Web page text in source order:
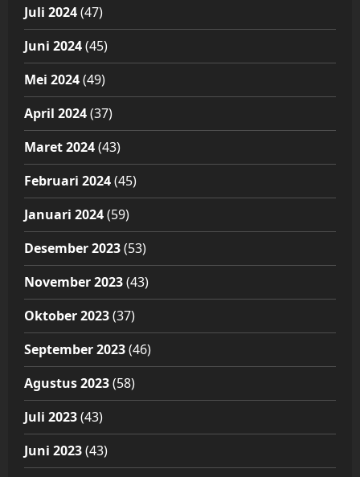
Juli 2024(47)
Juni 2024(45)
Mei 2024(49)
April 2024(37)
Maret 2024(43)
Februari 2024(45)
Januari 2024(59)
Desember 2023(53)
November 2023(43)
Oktober 2023(37)
September 2023(46)
Agustus 2023(58)
Juli 2023(43)
Juni 2023(43)